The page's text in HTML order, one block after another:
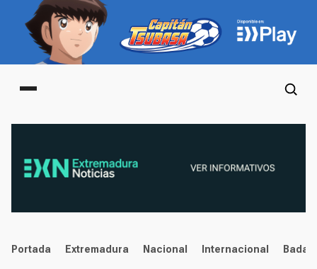
Main menu
noticias
Portada Extremadura Nacional Internacional